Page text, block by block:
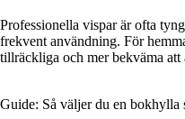
Professionella vispar är ofta
frekvent användning. För
tillräckliga och mer bekväma att
Guide: Så väljer du en bokhylla